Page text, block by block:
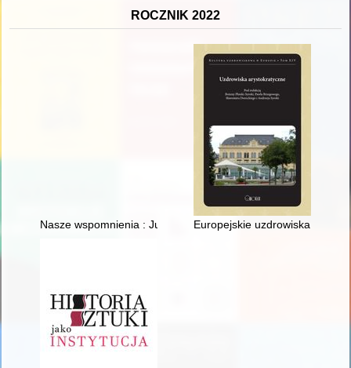
ROCZNIK 2022
Nasze wspomnienia : Jubileusz 50-lecia ukończenia studiów
Europejskie uzdrowiska